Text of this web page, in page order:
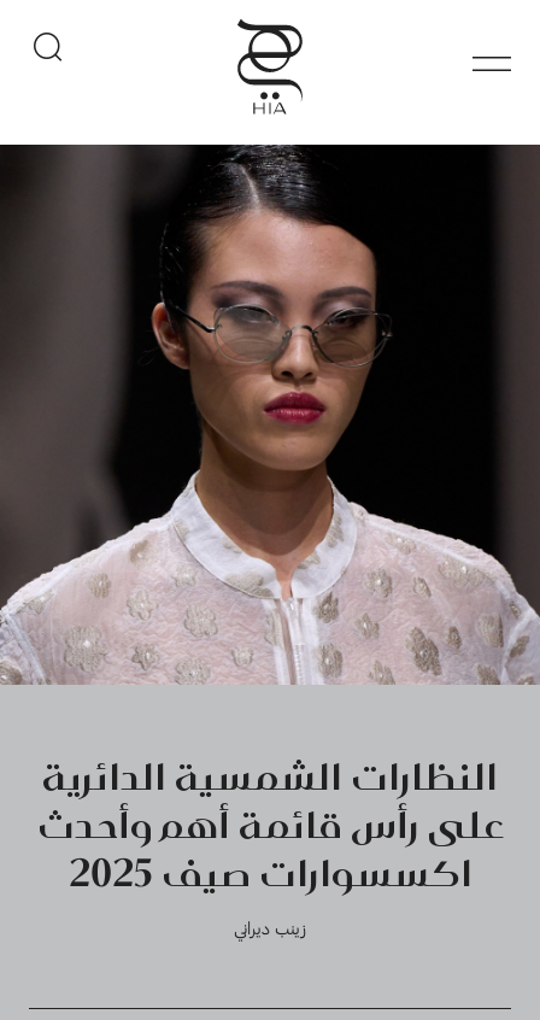
النظارات الشمسية الدائرية
على رأس قائمة أهم وأحدث
اكسسوارات صيف 2025
زينب ديراني